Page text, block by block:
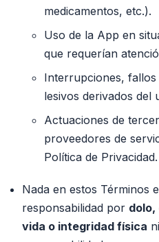
medicamentos, etc.).
Uso de la App en
que requerían
Interrupciones,
lesivos derivados del
Actuaciones de
proveedores de
Política de Privacidad.
Nada en estos Términos
responsabilidad por dolo,
vida o integridad física